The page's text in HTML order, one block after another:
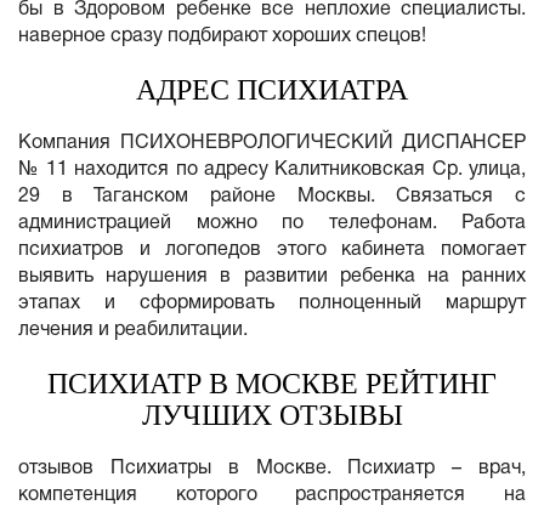
бы в Здоровом ребенке все неплохие специалисты.
наверное сразу подбирают хороших спецов!
АДРЕС ПСИХИАТРА
Компания ПСИХОНЕВРОЛОГИЧЕСКИЙ ДИСПАНСЕР
№ 11 находится по адресу Калитниковская Ср. улица,
29 в Таганском районе Москвы. Связаться с
администрацией можно по телефонам. Работа
психиатров и логопедов этого кабинета помогает
выявить нарушения в развитии ребенка на ранних
этапах и сформировать полноценный маршрут
лечения и реабилитации.
ПСИХИАТР В МОСКВЕ РЕЙТИНГ
ЛУЧШИХ ОТЗЫВЫ
отзывов Психиатры в Москве. Психиатр – врач,
компетенция которого распространяется на